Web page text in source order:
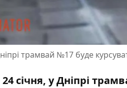
трамвай №17 буде
24 січня, у Дніпрі